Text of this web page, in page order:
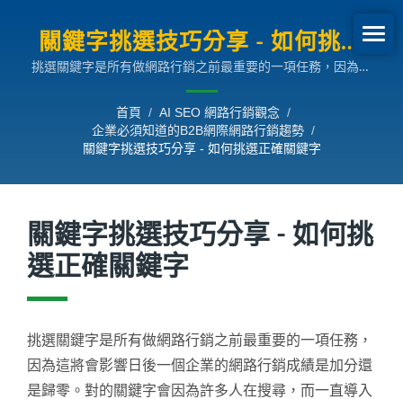
關鍵字挑選技巧分享 - 如何挑選
正確關鍵字 | 企業必須知道的
B2B網際網路行銷趨勢
挑選關鍵字是所有做網路行銷之前最重要的一項任務，因為這
關鍵字會因為許多人在搜尋，而一直導入正確人潮；用錯關鍵
字，貴公司在網路上將如同消失，商機就這樣拱手讓人，所以
「挑選正確關鍵字」是網路行銷中很重要的一環，是正在考慮
網路行銷的您絕不可忽視的重中之重。
首頁 / AI SEO 網路行銷觀念 /
企業必須知道的B2B網際網路行銷趨勢 /
關鍵字挑選技巧分享 - 如何挑選正確關鍵字
關鍵字挑選技巧分享 - 如何挑
選正確關鍵字
挑選關鍵字是所有做網路行銷之前最重要的一項任務，
因為這將會影響日後一個企業的網路行銷成績是加分還
是歸零。對的關鍵字會因為許多人在搜尋，而一直導入